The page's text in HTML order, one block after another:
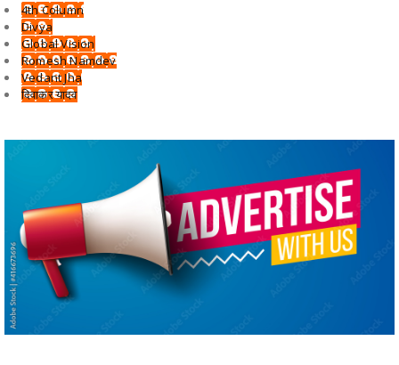
4th Column
Divya
Global Vision
Romesh Namdev
Vedant Jha
दिवाकर यादव